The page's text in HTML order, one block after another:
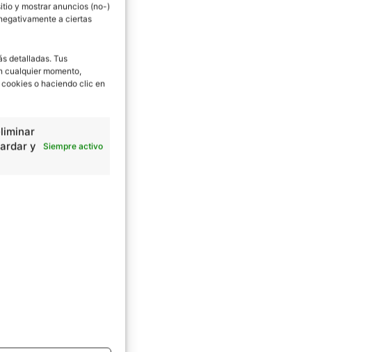
y mostrar anuncios (no-)
a ciertas
detalladas. Tus
cualquier momento,
o haciendo clic en
y
Siempre activo
había
todas
su vez,
el
que